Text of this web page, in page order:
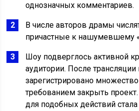
однозначных комментариев.
В числе авторов драмы
причастные к нашумевшему
Шоу подверглось активной
аудитории. После
зарегистрировано
требованием закрыть
для подобных действий